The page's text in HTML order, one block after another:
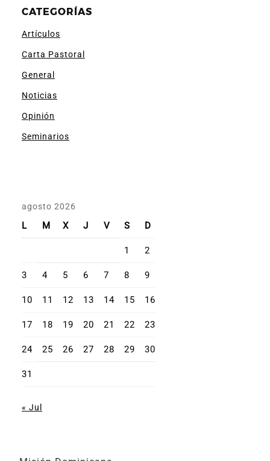
CATEGORÍAS
Artículos
Carta Pastoral
General
Noticias
Opinión
Seminarios
agosto 2026
L M X J V S D
1 2
3 4 5 6 7 8 9
10 11 12 13 14 15 16
17 18 19 20 21 22 23
24 25 26 27 28 29 30
31
« Jul